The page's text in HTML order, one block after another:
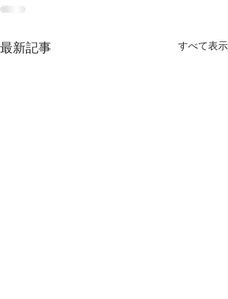
最新記事 すべて表示